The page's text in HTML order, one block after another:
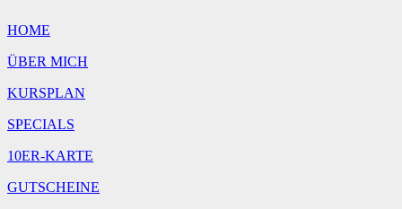
HOME
ÜBER MICH
KURSPLAN
SPECIALS
10ER-KARTE
GUTSCHEINE